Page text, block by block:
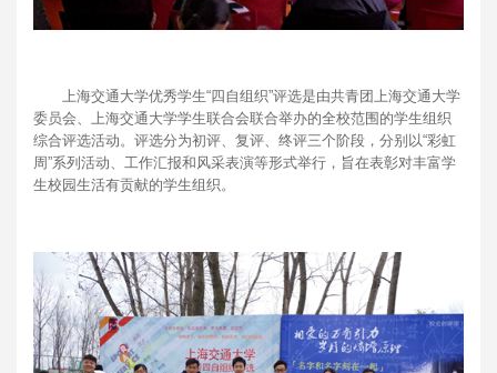
上海交通大学优秀学生“四自组织”评选是由共青团上海交通大学
委员会、上海交通大学学生联合会联合举办的全校范围的学生组织
综合评选活动。评选分为初评、复评、终评三个阶段，分别以“彩虹
周”系列活动、工作汇报和风采表演等形式举行，旨在表彰对丰富学
生校园生活有贡献的学生组织。